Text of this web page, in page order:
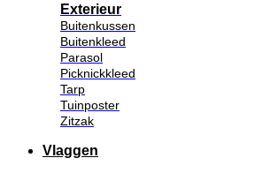
Exterieur
Buitenkussen
Buitenkleed
Parasol
Picknickkleed
Tarp
Tuinposter
Zitzak
Vlaggen